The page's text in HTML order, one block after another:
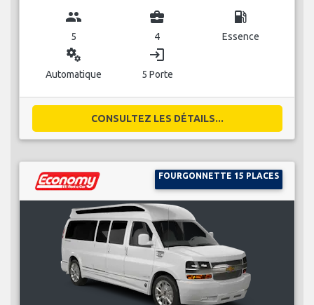
group
5
business_center
4
local_gas_station
Essence
miscellaneous_services
Automatique
login
5 Porte
CONSULTEZ LES DÉTAILS...
FOURGONNETTE 15 PLACES